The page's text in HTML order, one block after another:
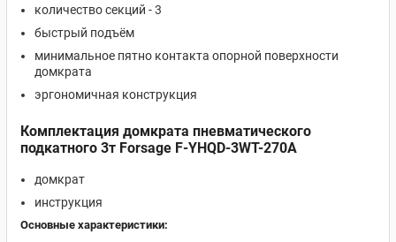
количество секций - 3
быстрый подъём
минимальное пятно контакта опорной поверхности
домкрата
эргономичная конструкция
Комплектация домкрата пневматического
подкатного 3т Forsage F-YHQD-3WT-270A
домкрат
инструкция
Основные характеристики: